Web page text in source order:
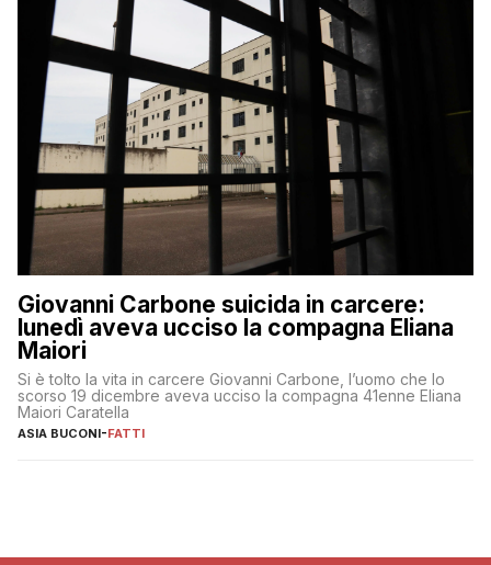
Giovanni Carbone suicida in carcere:
lunedì aveva ucciso la compagna Eliana
Maiori
Si è tolto la vita in carcere Giovanni Carbone, l’uomo che lo
scorso 19 dicembre aveva ucciso la compagna 41enne Eliana
Maiori Caratella
ASIA BUCONI-FATTI